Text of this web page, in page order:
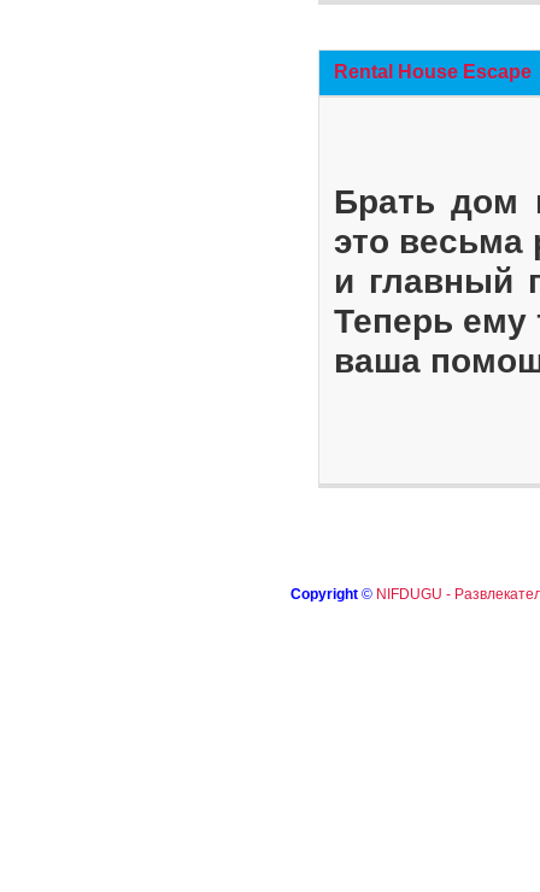
Rental House Escape
Брать дом
это весьма
и главный
Теперь ему
ваша
Copyright © NIFDUGU -